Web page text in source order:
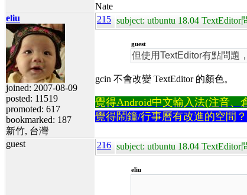
Nate
eliu
joined: 2007-08-09
posted: 11519
promoted: 617
bookmarked: 187
新竹, 台灣
215 subject: utbuntu 18.04 TextEditor
guest
但使用TextEditor有點問題
gcin 不會改變 TextEditor 的顏色。
覺得Android中文輸入法(注音
覺得鬧鐘/行事曆有改進的空間？
guest 216 subject: utbuntu 18.04 TextEditor
eliu